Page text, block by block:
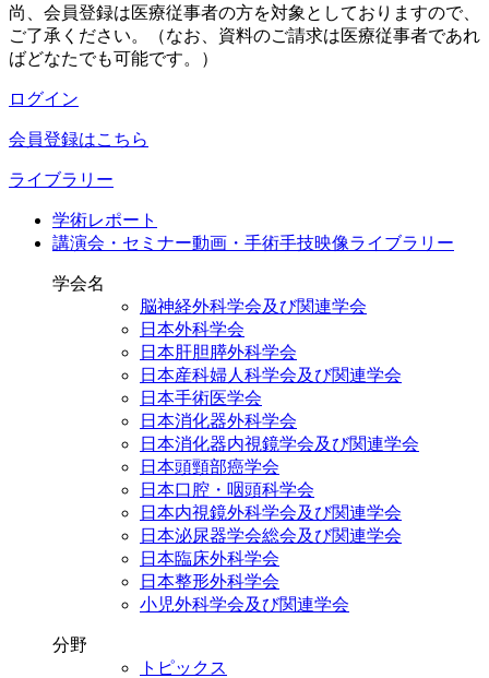
尚、会員登録は医療従事者の方を対象としておりますので、
ご了承ください。（なお、資料のご請求は医療従事者であれ
ばどなたでも可能です。）
ログイン
会員登録はこちら
ライブラリー
学術レポート
講演会・セミナー動画・手術手技映像ライブラリー
学会名
脳神経外科学会及び関連学会
日本外科学会
日本肝胆膵外科学会
日本産科婦人科学会及び関連学会
日本手術医学会
日本消化器外科学会
日本消化器内視鏡学会及び関連学会
日本頭頸部癌学会
日本口腔・咽頭科学会
日本内視鏡外科学会及び関連学会
日本泌尿器学会総会及び関連学会
日本臨床外科学会
日本整形外科学会
小児外科学会及び関連学会
分野
トピックス